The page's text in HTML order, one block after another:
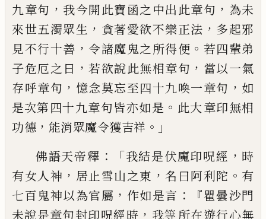
九章句 ， 我今開此寶函之中出此章句 ， 為未
來世五濁眾生 ， 貪著愛欲不樂正法 ， 多起邪
見不行十善 ， 令諸魔鬼之所得便 。 若四輩弟
子危厄之日 ， 若欲說此無相章句 ， 當以一氣
存呼章句 ， 憶念莫忘至四十九喚一章句 ， 如
是次第四十九章句皆亦如是 。 此大章印無相
功德 ， 能消眾魔令獲吉祥 。」
佛語天帝釋 ：「我結是伏魔印呪經 ， 時
有女人神 ， 居止雪山之東 ， 名曰阿利陀 。 有
七百鬼神以為官屬 ， 作如是言 ：『瞿曇沙門
未說是章句封印呪經時 ， 我等 所在遊行心無